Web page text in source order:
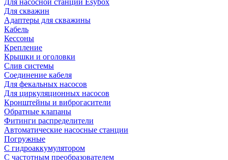
Для скважин
Адаптеры для скважины
Кабель
Кессоны
Крепление
Крышки и оголовки
Слив системы
Соединение кабеля
Для фекальных насосов
Для циркуляционных насосов
Кронштейны и виброгасители
Обратные клапаны
Фитинги распределители
Автоматические насосные станции
Погружные
С гидроаккумулятором
С частотным преобразователем